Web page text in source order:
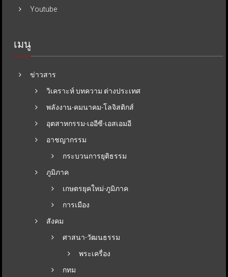
Youtube
เมนู
ข่าวสาร
วิเคราะห์ บทความ ต่างประเทศ
พลังงาน-คมนาคม-โลจิสติกส์
อุตสาหกรรม-เออีซี-เอสเอมอี
อาชญากรรม
กระบวนการยุติธรรม
ภูมิภาค
เกษตรยุคใหม่-ภูมิภาค
การเมือง
สังคม
ศาสนา-วัฒนธรรม
พระเครื่อง
กทม